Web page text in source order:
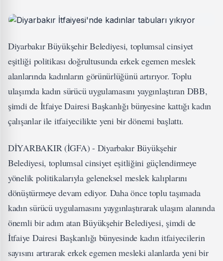
Diyarbakır Büyükşehir Belediyesi, toplumsal cinsiyet
eşitliği politikası doğrultusunda erkek egemen meslek
alanlarında kadınların görünürlüğünü artırıyor. Toplu
ulaşımda kadın sürücü uygulamasını yaygınlaştıran DBB,
şimdi de İtfaiye Dairesi Başkanlığı bünyesine kattığı kadın
çalışanlar ile itfaiyecilikte yeni bir dönemi başlattı.
DİYARBAKIR (İGFA) - Diyarbakır Büyükşehir
Belediyesi, toplumsal cinsiyet eşitliğini güçlendirmeye
yönelik politikalarıyla geleneksel meslek kalıplarını
dönüştürmeye devam ediyor. Daha önce toplu taşımada
kadın sürücü uygulamasını yaygınlaştırarak ulaşım alanında
önemli bir adım atan Büyükşehir Belediyesi, şimdi de
İtfaiye Dairesi Başkanlığı bünyesinde kadın itfaiyecilerin
sayısını artırarak erkek egemen mesleki alanlarda yeni bir